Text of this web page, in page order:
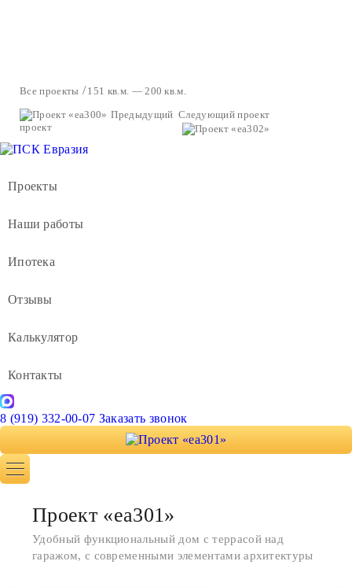
Все проекты
151 кв.м. — 200 кв.м.
Предыдущий
проект
Следующий проект
Проекты
Наши работы
Ипотека
Отзывы
Калькулятор
Контакты
8 (919) 332-00-07 Заказать звонок
Проект «ea301»
Удобный функциональный дом с террасой над
гаражом, с современными элементами архитектуры